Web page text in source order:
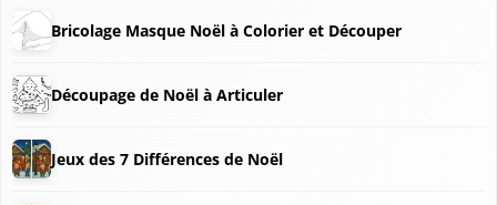
Bricolage Masque Noël à Colorier et Découper
Découpage de Noël à Articuler
Jeux des 7 Différences de Noël